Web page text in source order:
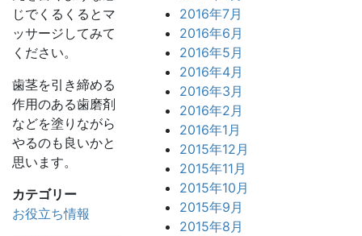
じでくるくるとマ
ッサージしてみて
ください。
歯茎を引き締める
作用のある歯磨剤
などを塗りながら
やるのも良いかと
思います。
カテゴリー
お役立ち情報
2016年7月
2016年6月
2016年5月
2016年4月
2016年3月
2016年2月
2016年1月
2015年12月
2015年11月
2015年10月
2015年9月
2015年8月